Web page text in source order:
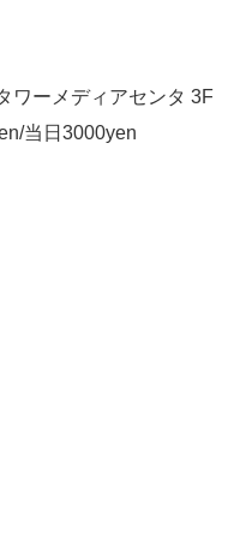
ワーメディアセンタ 3F
当日3000yen